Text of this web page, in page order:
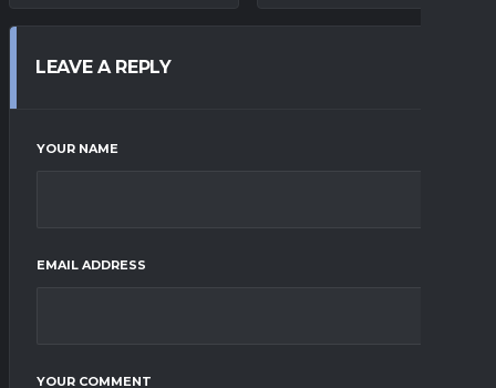
LEAVE A REPLY
YOUR NAME
EMAIL ADDRESS
YOUR COMMENT